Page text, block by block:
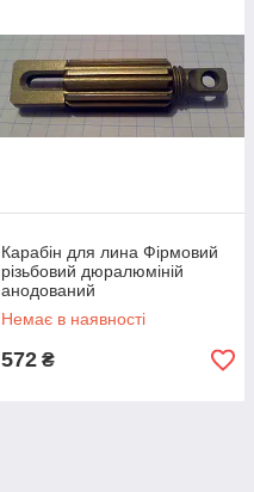
Карабін для лина Фірмовий
різьбовий дюралюміній
анодований
Немає в наявності
572 ₴